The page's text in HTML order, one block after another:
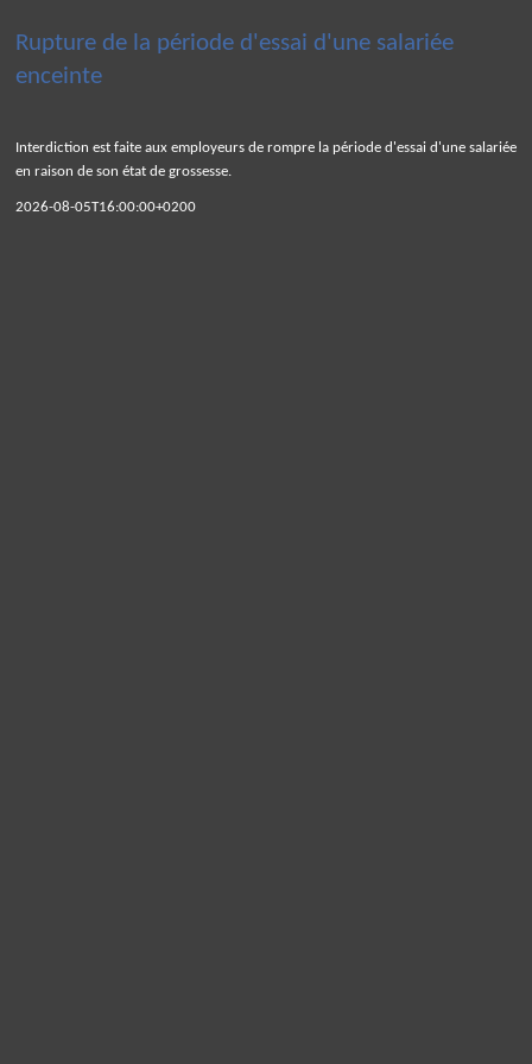
Rupture de la période d'essai d'une salariée
enceinte
Interdiction est faite aux employeurs de rompre la période d'essai d'une salariée
en raison de son état de grossesse.
2026-08-05T16:00:00+0200